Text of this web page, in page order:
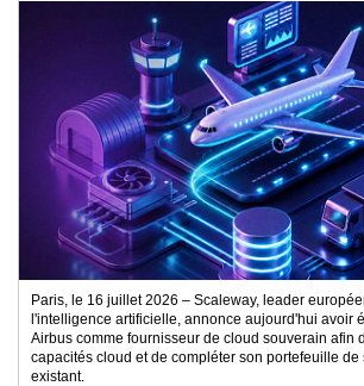
groupe
Inscription
pro
Accès
éditeur
Paris, le 16 juillet 2026 – Scaleway, leader
l'intelligence artificielle, annonce aujourd'hui avoir
Airbus comme fournisseur de cloud souverain afin
capacités cloud et de compléter son portefeuille de
existant.